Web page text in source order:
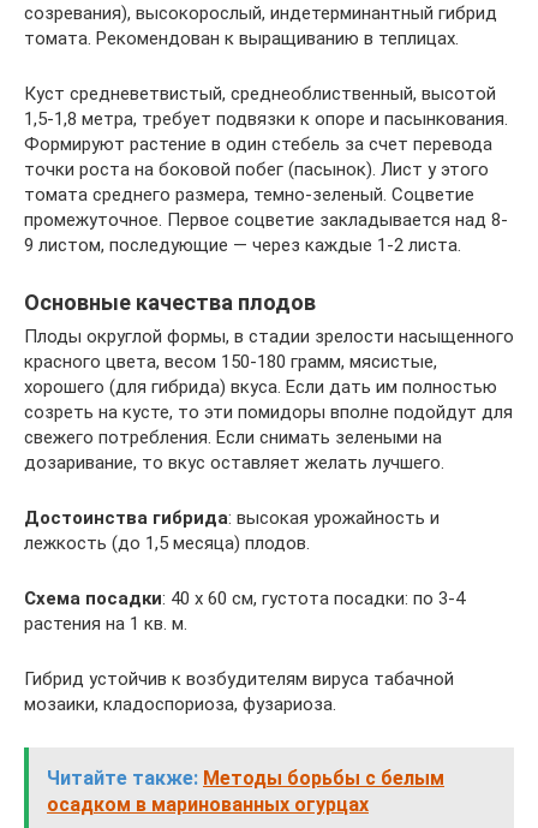
созревания), высокорослый, индетерминантный гибрид
томата. Рекомендован к выращиванию в теплицах.
Куст средневетвистый, среднеоблиственный, высотой
1,5-1,8 метра, требует подвязки к опоре и пасынкования.
Формируют растение в один стебель за счет перевода
точки роста на боковой побег (пасынок). Лист у этого
томата среднего размера, темно-зеленый. Соцветие
промежуточное. Первое соцветие закладывается над 8-
9 листом, последующие — через каждые 1-2 листа.
Основные качества плодов
Плоды округлой формы, в стадии зрелости насыщенного
красного цвета, весом 150-180 грамм, мясистые,
хорошего (для гибрида) вкуса. Если дать им полностью
созреть на кусте, то эти помидоры вполне подойдут для
свежего потребления. Если снимать зелеными на
дозаривание, то вкус оставляет желать лучшего.
Достоинства гибрида: высокая урожайность и
лежкость (до 1,5 месяца) плодов.
Схема посадки: 40 х 60 см, густота посадки: по 3-4
растения на 1 кв. м.
Гибрид устойчив к возбудителям вируса табачной
мозаики, кладоспориоза, фузариоза.
Читайте также: Методы борьбы с белым
осадком в маринованных огурцах